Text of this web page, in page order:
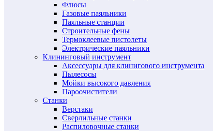
Флюсы
Газовые паяльники
Паяльные станции
Строительные фены
Термоклеевые пистолеты
Электрические паяльники
Клининговый инструмент
Аксессуары для клинигового инструмента
Пылесосы
Мойки высокого давления
Пароочистители
Станки
Верстаки
Сверлильные станки
Распиловочные станки